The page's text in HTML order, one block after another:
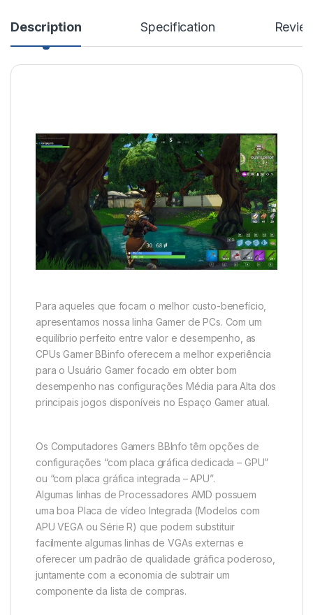
Description Specification
Para aqueles que focam o melhor custo-benefício,
apresentamos nossa linha Gamer de PCs. Com um
equilíbrio perfeito entre valor e desempenho, as
CPUs Gamer BBinfo oferecem a melhor experiência
para o Usuário Gamer focado em obter bom
desempenho nas configurações Média para Alta dos
principais jogos disponíveis no Espaço Gamer atual.
Os Computadores Gamers BBInfo têm opções de
configurações “com placa gráfica dedicada – GPU”
ou “com placa gráfica integrada – APU”.
Algumas linhas de Processadores AMD possuem
uma boa Placa de vídeo Integrada (Modelos com
APU VEGA ou Série R) que podem substituir
facilmente algumas linhas de VGAs externas e
oferecer um padrão de qualidade gráfica poderoso,
juntamente com a economia de subtrair um
componente da lista de compras.